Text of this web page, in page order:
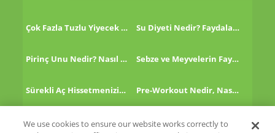
Çok Fazla Tuzlu Yiyecek Tükettikten Sonra Ne Yapmalı? Su Diyeti Nedir? Faydaları Nelerdir?
Pirinç Unu Nedir? Nasıl Tüketilir? Sebze ve Meyvelerin Faydaları!
Sürekli Aç Hissetmenizin 8 Nedeni! Pre-Workout Nedir, Nasıl Kullanılır?
Kinoa Nedir, Nasıl Tüketilir?
We use cookies to ensure our website works correctly to